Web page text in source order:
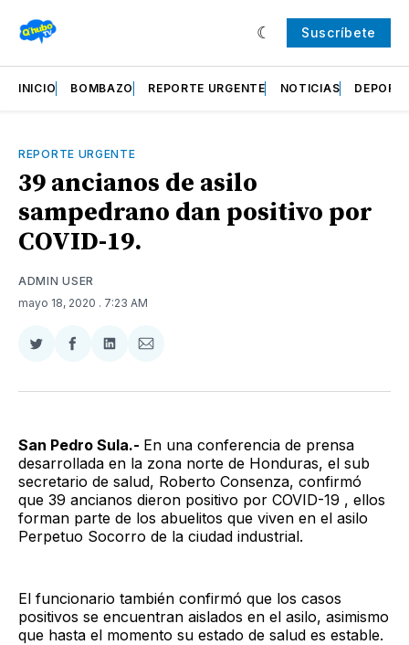
Suscríbete
INICIO BOMBAZO REPORTE URGENTE NOTICIAS
REPORTE URGENTE
39 ancianos de asilo
sampedrano dan positivo por
COVID-19.
ADMIN USER
mayo 18, 2020 . 7:23 AM
Compartir
Twitter
Compartir
Facebook
Compartir
LinkedIn
Compartir
Email
San Pedro Sula.- En una conferencia de prensa
desarrollada en la zona norte de Honduras, el sub
secretario de salud, Roberto Consenza, confirmó
que 39 ancianos dieron positivo por COVID-19 , ellos
forman parte de los abuelitos que viven en el asilo
Perpetuo Socorro de la ciudad industrial.
El funcionario también confirmó que los casos
positivos se encuentran aislados en el asilo, asimismo
que hasta el momento su estado de salud es estable.